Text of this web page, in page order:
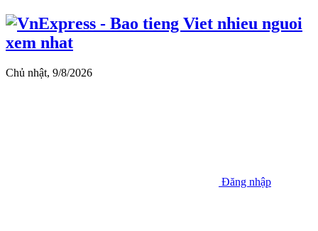
Chủ nhật, 9/8/2026
Đăng nhập